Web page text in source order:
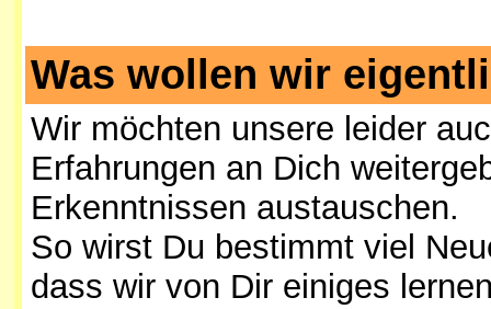
Was wollen wir
Wir möchten unsere leider
Erfahrungen an Dich
Erkenntnissen austauschen.
So wirst Du bestimmt viel
dass wir von Dir einiges